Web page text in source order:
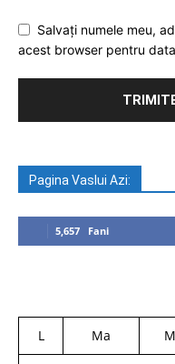
Salvați numele meu,
acest browser pentru
Pagina Vaslui Azi:
5,657 Fani
L Ma